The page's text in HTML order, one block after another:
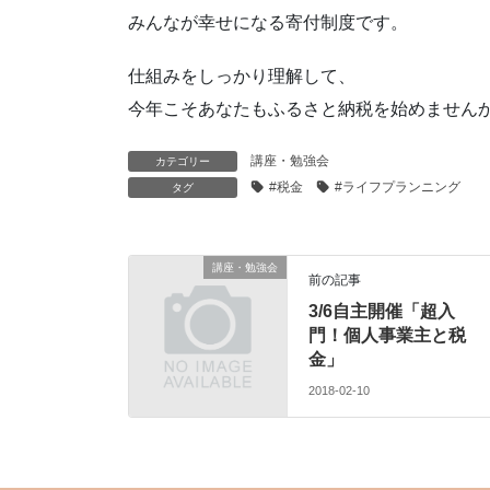
みんなが幸せになる寄付制度です。
仕組みをしっかり理解して、
今年こそあなたもふるさと納税を始めません
カテゴリー 講座・勉強会
タグ #税金 #ライフプランニング
講座・勉強会
前の記事
3/6自主開催「超入
門！個人事業主と税
金」
2018-02-10